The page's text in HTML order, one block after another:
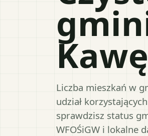
Liczba mieszkań w
udział
sprawdzisz status
WFOŚiGW i lokalne